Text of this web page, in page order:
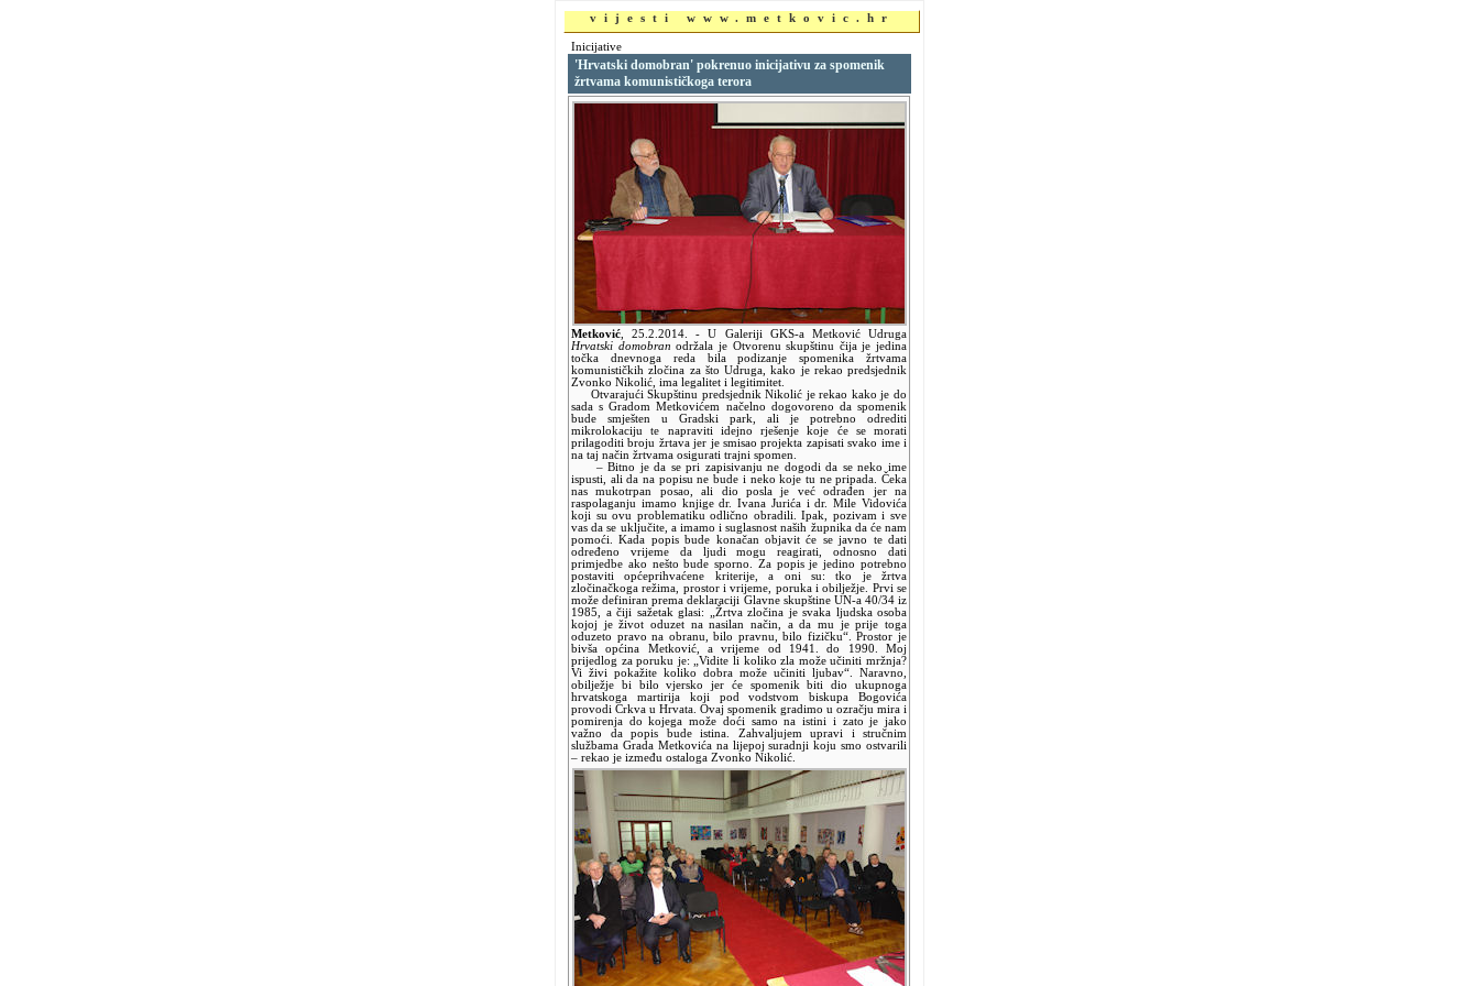
vijesti www.metkovic.hr
Inicijative
'Hrvatski domobran' pokrenuo inicijativu za spomenik
žrtvama komunističkoga terora
Metković ,25.2.2014.- U Galeriji GKS-a Metković Udruga
Hrvatski domobran održala je Otvorenu skupštinu čija je jedina
točka dnevnoga reda bila podizanje spomenika žrtvama
komunističkih zločina za što Udruga, kako je rekao predsjednik
Zvonko Nikolić, ima legalitet i legitimitet.
Otvarajući Skupštinu predsjednik Nikolić je rekao kako je do
sada s Gradom Metkovićem načelno dogovoreno da spomenik
bude smješten u Gradski park, ali je potrebno odrediti
mikrolokaciju te napraviti idejno rješenje koje će se morati
prilagoditi broju žrtava jer je smisao projekta zapisati svako ime i
na taj način žrtvama osigurati trajni spomen.
– Bitno je da se pri zapisivanju ne dogodi da se neko ime
ispusti, ali da na popisu ne bude i neko koje tu ne pripada. Čeka
nas mukotrpan posao, ali dio posla je već odrađen jer na
raspolaganju imamo knjige dr. Ivana Jurića i dr. Mile Vidovića
koji su ovu problematiku odlično obradili. Ipak, pozivam i sve
vas da se uključite, a imamo i suglasnost naših župnika da će nam
pomoći. Kada popis bude konačan objavit će se javno te dati
određeno vrijeme da ljudi mogu reagirati, odnosno dati
primjedbe ako nešto bude sporno. Za popis je jedino potrebno
postaviti općeprihvaćene kriterije, a oni su: tko je žrtva
zločinačkoga režima, prostor i vrijeme, poruka i obilježje. Prvi se
može definiran prema deklaraciji Glavne skupštine UN-a 40/34 iz
1985, a čiji sažetak glasi: „Žrtva zločina je svaka ljudska osoba
kojoj je život oduzet na nasilan način, a da mu je prije toga
oduzeto pravo na obranu, bilo pravnu, bilo fizičku“. Prostor je
bivša općina Metković, a vrijeme od 1941. do 1990. Moj
prijedlog za poruku je: „Vidite li koliko zla može učiniti mržnja?
Vi živi pokažite koliko dobra može učiniti ljubav“. Naravno,
obilježje bi bilo vjersko jer će spomenik biti dio ukupnoga
hrvatskoga martirija koji pod vodstvom biskupa Bogovića
provodi Crkva u Hrvata. Ovaj spomenik gradimo u ozračju mira i
pomirenja do kojega može doći samo na istini i zato je jako
važno da popis bude istina. Zahvaljujem upravi i stručnim
službama Grada Metkovića na lijepoj suradnji koju smo ostvarili
– rekao je između ostaloga Zvonko Nikolić.